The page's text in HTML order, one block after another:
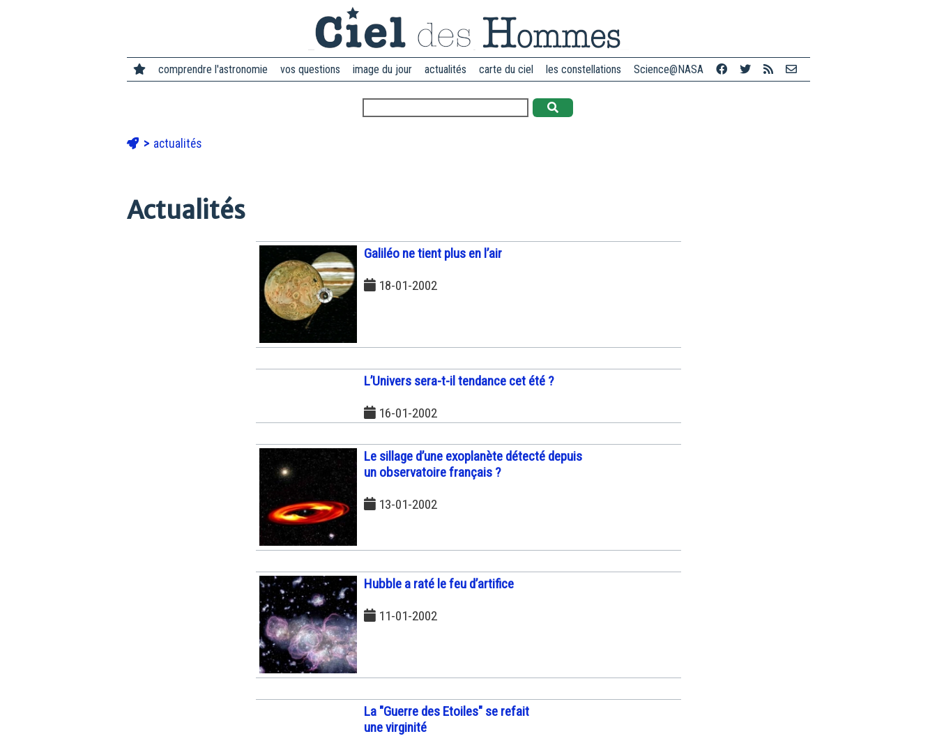
comprendre l'astronomie vos questions image du jour actualités carte du ciel les constellations Science@NASA
actualités
Actualités
Galiléo ne tient plus en l’air
18-01-2002
L’Univers sera-t-il tendance cet été ?
16-01-2002
Le sillage d’une exoplanète détecté depuis
un observatoire français ?
13-01-2002
Hubble a raté le feu d’artifice
11-01-2002
La "Guerre des Etoiles" se refait
une virginité